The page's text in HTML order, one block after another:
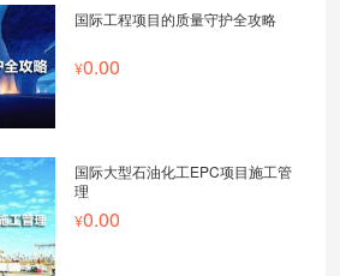
国际工程项目的质量守护全攻略
0.00
国际大型石油化工EPC项目施工管
理
0.00